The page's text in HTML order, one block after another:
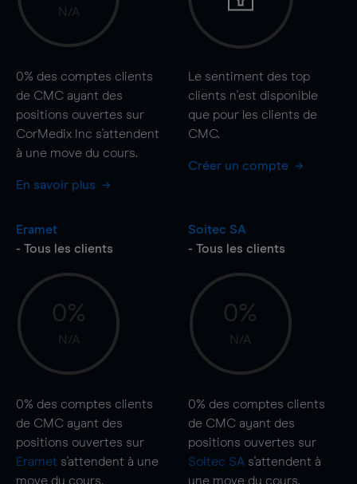
N/A
0% des comptes clients
de CMC ayant des
positions ouvertes sur
CorMedix Inc s'attendent
à une move du cours.
En savoir plus
Le sentiment des top
clients n'est disponible
que pour les clients de
CMC.
Créer un compte
Eramet
- Tous les clients
0%
N/A
0% des comptes clients
de CMC ayant des
positions ouvertes sur
Eramet s'attendent à une
move du cours.
Soitec SA
- Tous les clients
0%
N/A
0% des comptes clients
de CMC ayant des
positions ouvertes sur
Soitec SA s'attendent à
une move du cours.